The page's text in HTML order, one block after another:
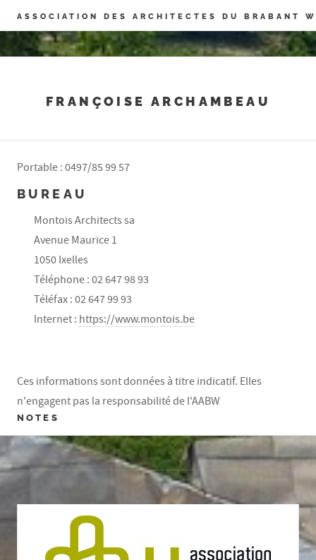
Panneau de gestion des cookies
ASSOCIATION DES ARCHITECTES DU BRABANT
FRANÇOISE ARCHAMBEAU
Portable : 0497/85 99 57
BUREAU
Montois Architects sa
Avenue Maurice 1
1050 Ixelles
Téléphone : 02 647 98 93
Téléfax : 02 647 99 93
Internet : https://www.montois.be
NOTES
Ces informations sont données à titre indicatif. Elles
n'engagent pas la responsabilité de l'AABW